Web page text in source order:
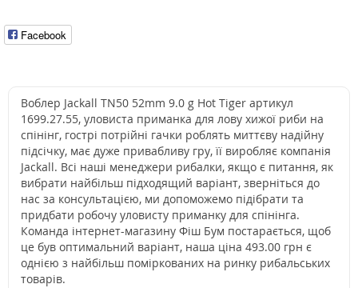
Facebook
Воблер Jackall TN50 52mm 9.0 g Hot Tiger артикул
1699.27.55, уловиста приманка для лову хижої риби на
спінінг, гострі потрійні гачки роблять миттєву надійну
підсічку, має дуже привабливу гру, її виробляє компанія
Jackall. Всі наші менеджери рибалки, якщо є питання, як
вибрати найбільш підходящий варіант, зверніться до
нас за консультацією, ми допоможемо підібрати та
придбати робочу уловисту приманку для спінінга.
Команда інтернет-магазину Фіш Бум постарається, щоб
це був оптимальний варіант, наша ціна 493.00 грн є
однією з найбільш поміркованих на ринку рибальських
товарів.